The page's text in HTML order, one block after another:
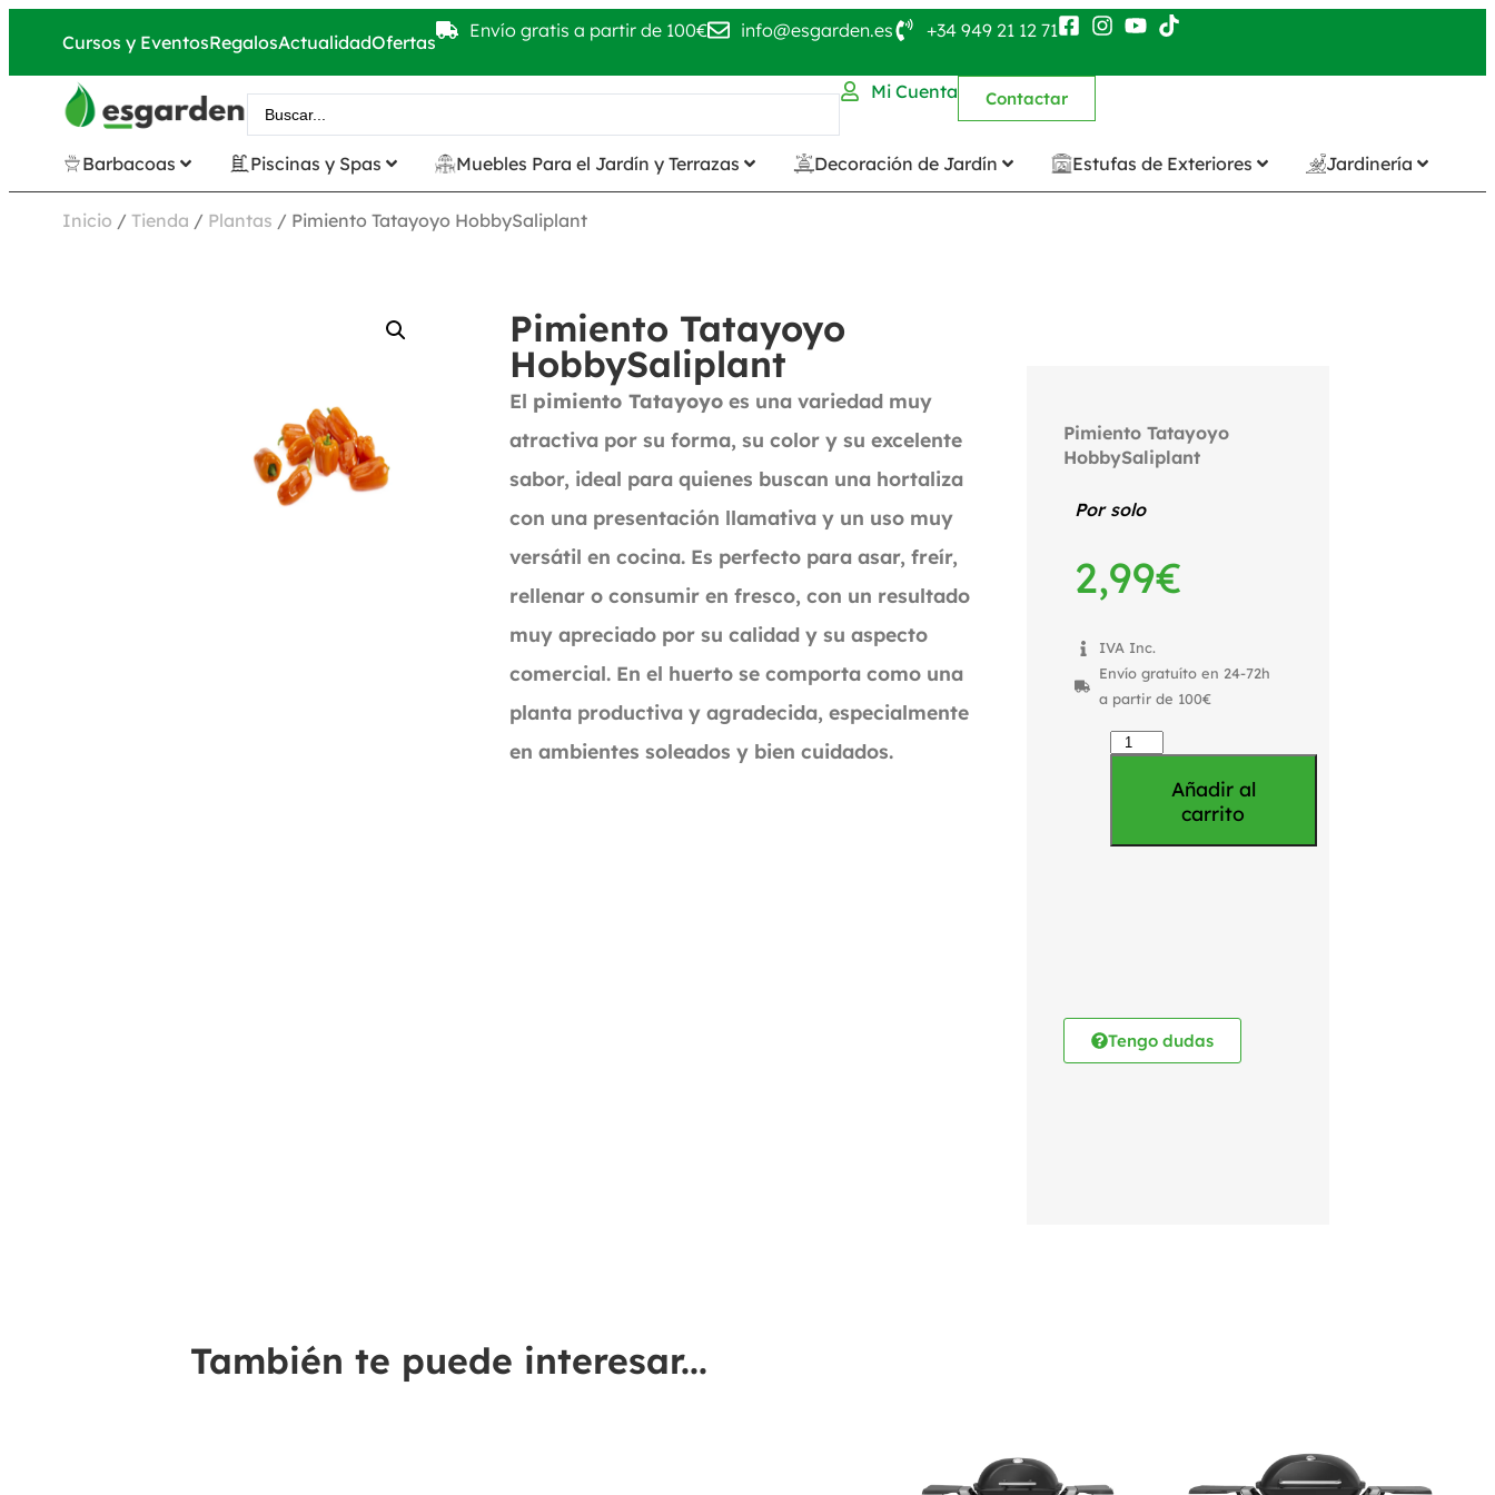
Cursos y EventosRegalosActualidadOfertas
Envío gratis a partir de 100€ info@esgarden.es +34 949 21 12 71
Mi Cuenta Contactar
Barbacoas Piscinas y Spas Muebles Para el Jardín y Terrazas Decoración de Jardín Estufas de Exteriores Jardinería
Inicio / Tienda / Plantas / Pimiento Tatayoyo HobbySaliplant
Pimiento Tatayoyo
HobbySaliplant
El pimiento Tatayoyo es una variedad muy
atractiva por su forma, su color y su excelente
sabor, ideal para quienes buscan una hortaliza
con una presentación llamativa y un uso muy
versátil en cocina. Es perfecto para asar, freír,
rellenar o consumir en fresco, con un resultado
muy apreciado por su calidad y su aspecto
comercial. En el huerto se comporta como una
planta productiva y agradecida, especialmente
en ambientes soleados y bien cuidados.
Pimiento Tatayoyo
HobbySaliplant
Por solo
2,99€
IVA Inc.
Envío gratuíto en 24-72h
a partir de 100€
Añadir al
carrito
Tengo dudas
También te puede interesar...